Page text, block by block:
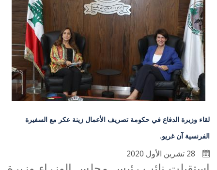
لقاء وزيرة الدفاع في حكومة تصريف الأعمال زينة عكر مع السفيرة
الفرنسية آن غريو.